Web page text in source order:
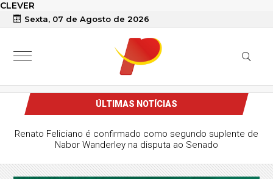
CLEVER
Sexta, 07 de Agosto de 2026
ÚLTIMAS NOTÍCIAS
Renato Feliciano é confirmado como segundo suplente de
Nabor Wanderley na disputa ao Senado